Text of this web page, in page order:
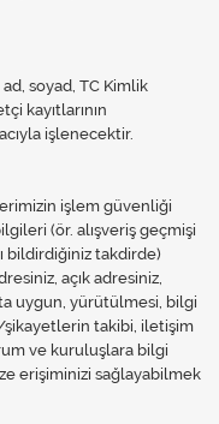
soyad, TC Kimlik
kayıtlarının
işlenecektir.
işlem güvenliği
(ör. alışveriş geçmişi
bildirdiğiniz takdirde)
açık adresiniz,
uygun, yürütülmesi, bilgi
takibi, iletişim
ve kuruluşlara bilgi
erişiminizi sağlayabilmek